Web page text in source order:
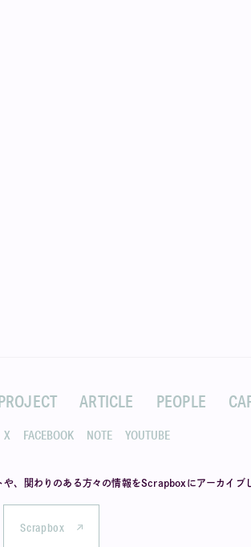
ARTICLE PEOPLE
X FACEBOOK NOTE YOUTUBE
、 関わりのある方々の情報をScrapboxにアーカイブ
Scrapbox